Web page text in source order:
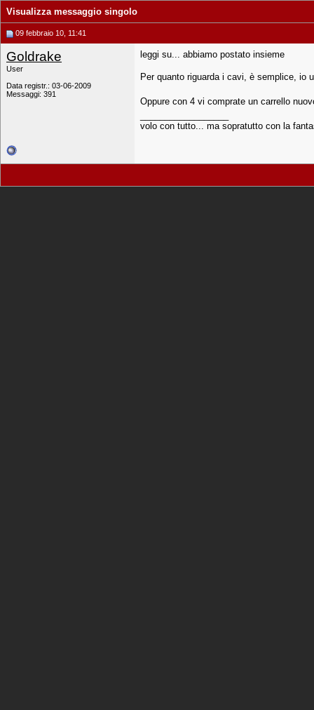
Visualizza messaggio singolo
09 febbraio 10, 11:41
Goldrake
User
Data registr.: 03-06-2009
Messaggi: 391
leggi su... abbiamo postato insieme
Per quanto riguarda i cavi, è semplice, io
Oppure con 4 vi comprate un carrello
volo con tutto... ma sopratutto con la